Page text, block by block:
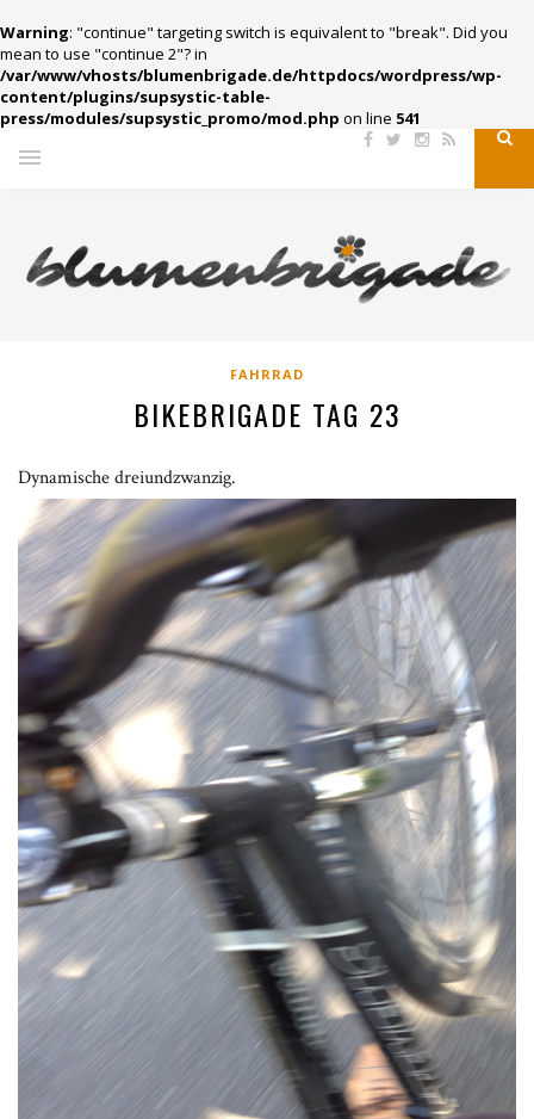
Warning: "continue" targeting switch is equivalent to "break". Did you
mean to use "continue 2"? in
/var/www/vhosts/blumenbrigade.de/httpdocs/wordpress/wp-
content/plugins/supsystic-table-
press/modules/supsystic_promo/mod.php on line 541
FAHRRAD
BIKEBRIGADE TAG 23
Dynamische dreiundzwanzig.